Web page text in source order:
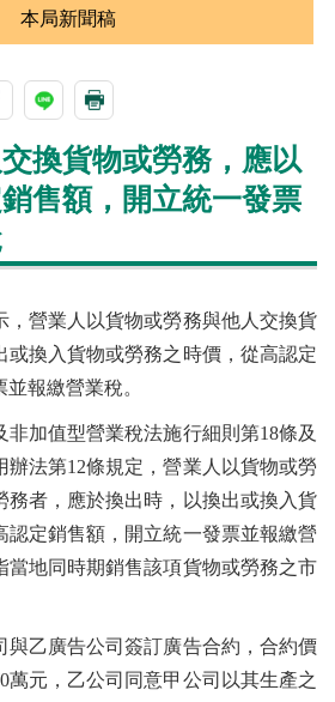
本局新聞稿
換貨物或勞務，應以
售額，開立統一發票
，營業人以貨物或勞務與他人交換貨
或換入貨物或勞務之時價，從高認定
報繳營業稅。
加值型營業稅法施行細則第18條及
辦法第12條規定，營業人以貨物或勞
務者，應於換出時，以換出或換入貨
認定銷售額，開立統一發票並報繳營
當地同時期銷售該項貨物或勞務之市
與乙廣告公司簽訂廣告合約，合約價
萬元，乙公司同意甲公司以其生產之